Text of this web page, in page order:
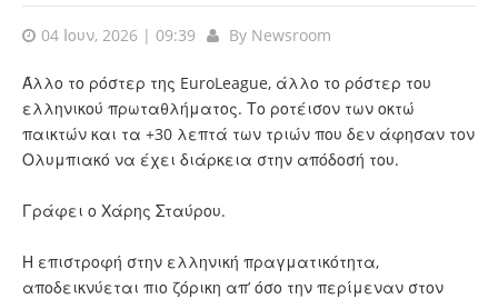
04 Ιουν, 2026 | 09:39 By Newsroom
Άλλο το ρόστερ της EuroLeague, άλλο το ρόστερ του
ελληνικού πρωταθλήματος. Το ροτέισον των οκτώ
παικτών και τα +30 λεπτά των τριών που δεν άφησαν τον
Ολυμπιακό να έχει διάρκεια στην απόδοσή του.
Γράφει ο Χάρης Σταύρου.
Η επιστροφή στην ελληνική πραγματικότητα,
αποδεικνύεται πιο ζόρικη απ’ όσο την περίμεναν στον